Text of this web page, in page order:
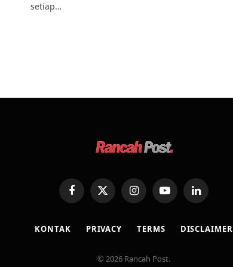
setiap…
FacebookX
(Twitter)
InstagramYouTubeLinkedIn
KONTAK PRIVACY TERMS DISCLAIMER
© 2026 Rancah Post.